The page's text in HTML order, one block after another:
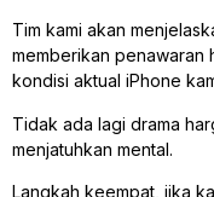
Tim kami akan
memberikan penawaran
kondisi aktual iPhone
Tidak ada lagi drama
menjatuhkan mental.
Langkah keempat, jika